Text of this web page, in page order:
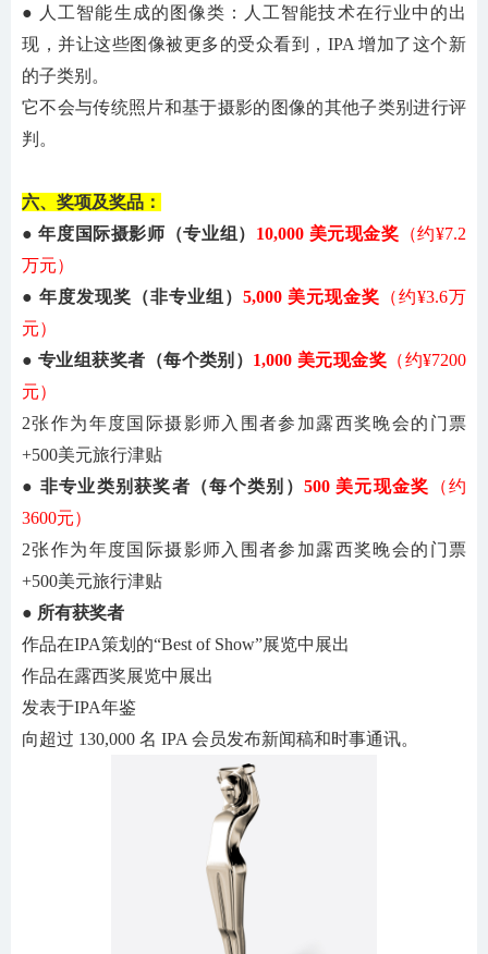
● 人工智能生成的图像类：人工智能技术在行业中的出
现，并让这些图像被更多的受众看到，IPA 增加了这个新
的子类别。
它不会与传统照片和基于摄影的图像的其他子类别进行评
判。
六、奖项及奖品：
● 年度国际摄影师（专业组 ） 10,000 美元现金奖 （约¥7.2
万元）
● 年度发现奖（非专业组 ） 5,000 美元现金奖 （约¥3.6万
元）
● 专业组获奖者（每个类别 ） 1,000 美元现金奖 （约¥7200
元）
2张作为年度国际摄影师入围者参加露西奖晚会的门票
+500美元旅行津贴
● 非专业类别获奖者（每个类别 ） 500 美元现金奖
（约
3600元）
2张作为年度国际摄影师入围者参加露西奖晚会的门票
+500美元旅行津贴
● 所有获奖者
作品在IPA策划的“Best of Show”展览中展出
作品在露西奖展览中展出
发表于IPA年鉴
向超过 130,000 名 IPA 会员发布新闻稿和时事通讯。